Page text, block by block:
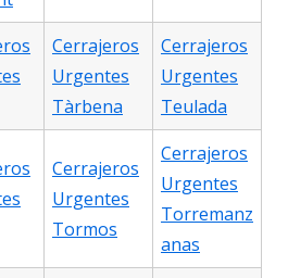
Cerrajeros
Urgentes
Tàrbena
Cerrajeros
Urgentes
Teulada
Cerrajeros
Urgentes
Tormos
Cerrajeros
Urgentes
Torremanz
anas